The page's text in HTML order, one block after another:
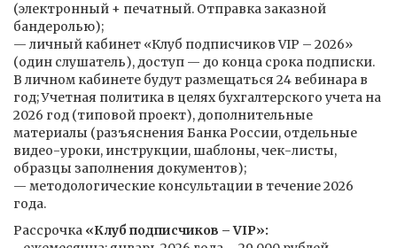
(электронный + печатный. Отправка заказной
бандеролью);
— личный кабинет «Клуб подписчиков VIP – 2026»
(один слушатель), доступ — до конца срока подписки.
В личном кабинете будут размещаться 24 вебинара в
год; Учетная политика в целях бухгалтерского учета на
2026 год (типовой проект), дополнительные
материалы (разъяснения Банка России, отдельные
видео-уроки, инструкции, шаблоны, чек-листы,
образцы заполнения документов);
— методологические консультации в течение 2026
года.
Рассрочка «Клуб подписчиков – VIP»: